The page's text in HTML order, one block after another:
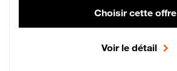
Choisir cette offre
Voir le détail